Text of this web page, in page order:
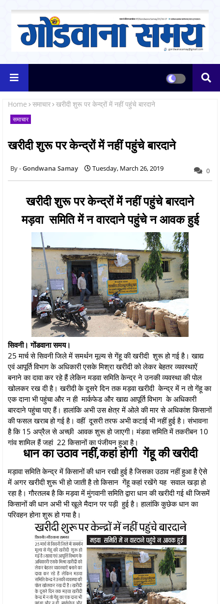
Home समाचार खरीदी शुरू पर केन्द्रों में नहीं पहुंचे बारदाने
समाचार
खरीदी शुरू पर केन्द्रों में नहीं पहुंचे बारदाने
Gondwana Samay Tuesday, March 26, 2019 0
खरीदी शुरू पर केन्द्रों में नहीं पहुंचे बारदाने
मड़वा समिति में न वारदाने पहुंचे न आवक हुई
सिवनी। गोंडवाना समय।
25 मार्च से सिवनी जिले में समर्थन मूल्य से गेंहू की खरीदी शुरू हो गई है। खाद्य
एवं आपूर्ति विभाग के अधिकारी एसके मिश्रा खरीदी को लेकर बेहतर व्यवस्थाऐं
बनाने का दावा कर रहे हैं लेकिन मडवा समिति केन्द्र ने उनकी व्यवस्था की पोल
खोलकर रख दी है। खरीदी के दूसरे दिन तक मड़वा खरीदी केन्द्र में न तो गेंहू का
एक दाना भी पहुंचा और न ही मार्कफेड और खाद्य आपूर्ति विभाग के अधिकारी
बारदाने पहुंचा पाए हैं। हालांकि अभी उस क्षेत्र में ओले की मार से अधिकांश किसानों
की फसल खराब हो गई है। वहीं दूसरी तरफ अभी कटाई भी नहीं हुई है। संभावना
है कि 15 अप्रैल से अच्छी आवक शुरू हो जाएगी। मंडवा समिति में तकरीबन 10
गांव शामिल हैं जहां 22 किसानों का पंजीयन हुआ है।
धान का उठाव नहीं,कहां होगी गेंहू की खरीदी
मड़ावा समिति केन्द्र में किसानों की धान रखी हुई है जिसका उठाव नहीं हुआ है ऐसे
में अगर खरीदी शुरू भी हो जाती है तो किसान गेंहू कहां रखेंगे यह सवाल खड़ा हो
रहा है। गौरतलब है कि मड़वा में मुंगवानी समिति द्वारा धान की खरीदी गई थी जिसमें
किसानों की धान अभी भी खूले मैदान पर पड़ी हुई है। हालांकि कुछेक धान का
परिवहन होना शुरू हो गया है।